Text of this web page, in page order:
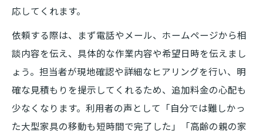
れ
便利屋利用で家電や大型ごみの処分も安心
便利屋 長野の明朗会計で不用品回収を実現
安心の明朗会計で地域密着型の便利屋を体感
便利屋の明朗会計が選ばれる信頼の理由
応してくれます。
依頼する際は、まず電話やメール、ホームページから相
談内容を伝え、具体的な作業内容や希望日時を伝えまし
ょう。担当者が現地確認や詳細なヒアリングを行い、明
確な見積もりを提示してくれるため、追加料金の心配も
少なくなります。利用者の声として「自分では難しかっ
た大型家具の移動も短時間で完了した」「高齢の親の家